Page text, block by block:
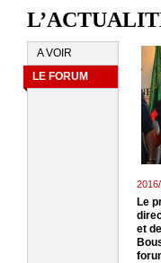
A VOIR
LE FORUM
Le
et